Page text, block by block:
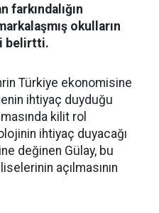
farkındalığın
okulların
belirtti.
Türkiye ekonomisine
ihtiyaç duyduğu
kilit rol
ihtiyaç duyacağı
değinen Gülay, bu
açılmasının